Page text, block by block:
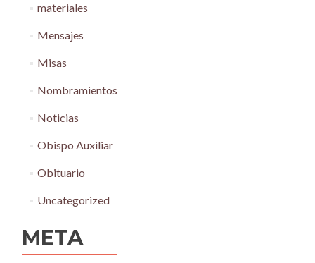
materiales
Mensajes
Misas
Nombramientos
Noticias
Obispo Auxiliar
Obituario
Uncategorized
META